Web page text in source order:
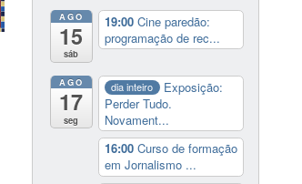
AGO
15
sáb
19:00 Cine paredão:
programação de rec...
AGO
17
seg
dia inteiro
Exposição:
Perder Tudo.
Novament...
16:00 Curso de formação
em Jornalismo ...